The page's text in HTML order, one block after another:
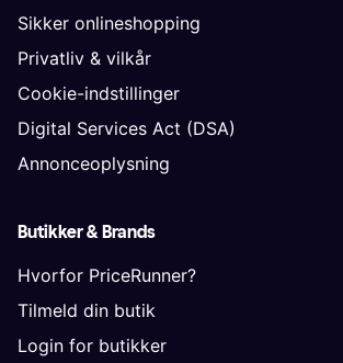
Sikker onlineshopping
Privatliv & vilkår
Cookie-indstillinger
Digital Services Act (DSA)
Annonceoplysning
Butikker & Brands
Hvorfor PriceRunner?
Tilmeld din butik
Login for butikker